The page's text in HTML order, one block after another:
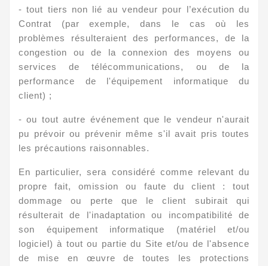
- tout tiers non lié au vendeur pour l’exécution du
Contrat (par exemple, dans le cas où les
problèmes résulteraient des performances, de la
congestion ou de la connexion des moyens ou
services de télécommunications, ou de la
performance de l'équipement informatique du
client) ;
- ou tout autre événement que le vendeur n'aurait
pu prévoir ou prévenir même s'il avait pris toutes
les précautions raisonnables.
En particulier, sera considéré comme relevant du
propre fait, omission ou faute du client : tout
dommage ou perte que le client subirait qui
résulterait de l'inadaptation ou incompatibilité de
son équipement informatique (matériel et/ou
logiciel) à tout ou partie du Site et/ou de l'absence
de mise en œuvre de toutes les protections